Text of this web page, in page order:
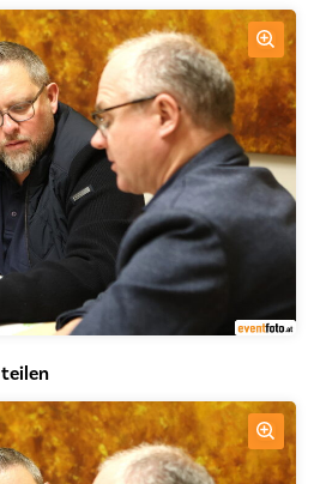
teilen